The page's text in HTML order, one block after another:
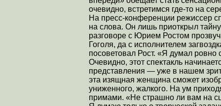
очевидно, встретимся где-то на
На пресс-конференции режиссер
на слова. Он лишь приоткрыл
разговоре с Юрием Ростом
Гоголя, да с исполнителем
посоветовал Рост. «Я думал
Очевидно, этот спектакль
представления — уже в нашем
эта изящная женщина сможет
униженного, жалкого. На ум
примами. «Не страшно ли вам на